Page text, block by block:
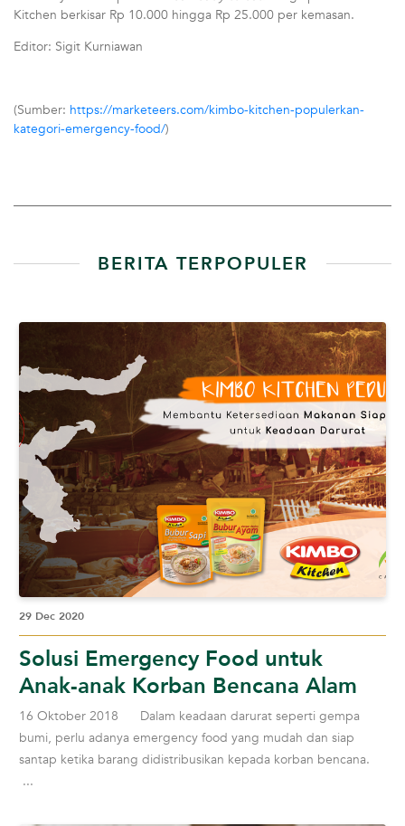
Kitchen berkisar Rp 10.000 hingga Rp 25.000 per kemasan.
Editor: Sigit Kurniawan
(Sumber: https://marketeers.com/kimbo-kitchen-populerkan-
kategori-emergency-food/)
BERITA TERPOPULER
29 Dec 2020
Solusi Emergency Food untuk
Anak-anak Korban Bencana Alam
16 Oktober 2018 Dalam keadaan darurat seperti gempa
bumi, perlu adanya emergency food yang mudah dan siap
santap ketika barang didistribusikan kepada korban bencana.
...